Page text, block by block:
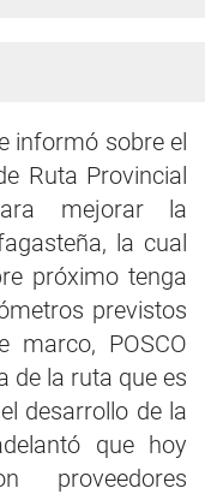
informó sobre el
Ruta Provincial
mejorar la
la cual
próximo tenga
previstos
marco, POSCO
de la ruta que es
desarrollo de la
que hoy
proveedores